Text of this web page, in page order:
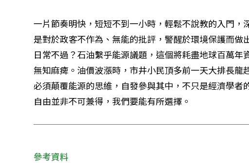
一片節奏明快，短短不到一小時，輕鬆不說教的入門，
是對於政客不作為、無能的批評，警醒於環境保護而做
日常不過？石油繫乎能源議題，這個將耗盡地球百萬
無知麻痺。油價波漲時，市井小民頂多前一天大排長龍
必須顛覆能源的思維，自發參與其中，不只是經濟學者
自由並非不可兼得，我們要能有所選擇。
參考資料